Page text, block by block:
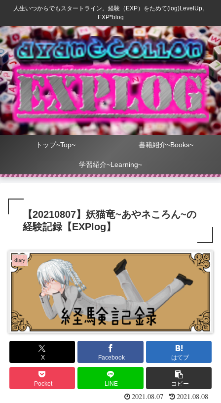
人生いつからでもスタートライン。経験（EXP）をためて(log)LevelUp。
EXP*blog
トップ~Top~ 書籍紹介~Books~
学習紹介~Learning~
【20210807】妖猫竜~あやネころん~の
経験記録【EXPlog】
diary
X Facebook はてブ
Pocket LINE コピー
2021.08.07 2021.08.08